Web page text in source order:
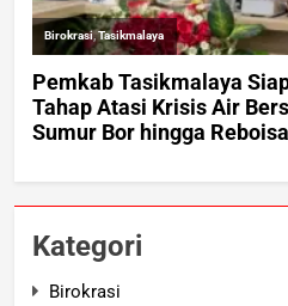
Kategori
Birokrasi